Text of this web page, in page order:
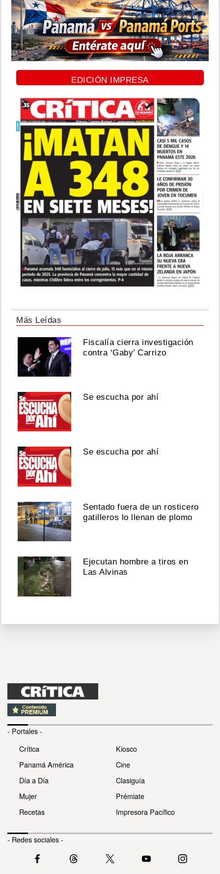
EDICIÓN IMPRESA
Más Leídas
Fiscalía cierra investigación
contra ‘Gaby’ Carrizo
Se escucha por ahí
Se escucha por ahí
Sentado fuera de un rosticero
gatilleros lo llenan de plomo
Ejecutan hombre a tiros en
Las Alvinas
- Portales -
Crítica
Panamá América
Día a Día
Mujer
Recetas
Kiosco
Cine
Clasiguía
Prémiate
Impresora Pacífico
- Redes sociales -